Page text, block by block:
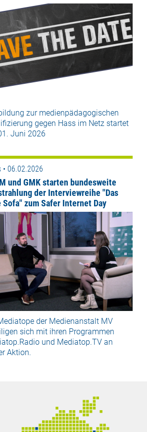
zur medienpädagogischen
gegen Hass im Netz startet
Juni 2026
• 06.02.2026
und GMK starten bundesweite
der Interviewreihe "Das
Sofa" zum Safer Internet Day
der Medienanstalt MV
sich mit ihren Programmen
und Mediatop.TV an
Aktion.